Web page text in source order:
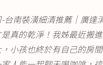
台南裝潢細清推薦｜廣達
真的乾淨！我姊最近搬
小孩也終於有自己的房